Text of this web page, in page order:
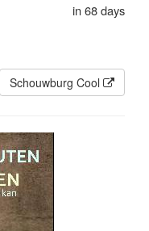
in 68 days
Schouwburg Cool